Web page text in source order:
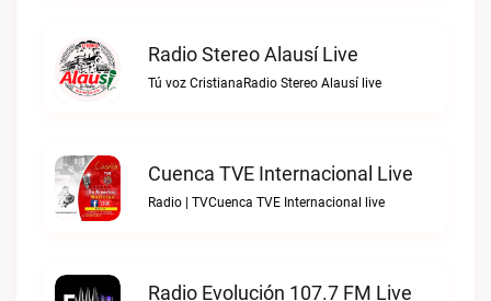
Radio Stereo Alausí Live
Tú voz CristianaRadio Stereo Alausí live
Cuenca TVE Internacional Live
Radio | TVCuenca TVE Internacional live
Radio Evolución 107.7 FM Live